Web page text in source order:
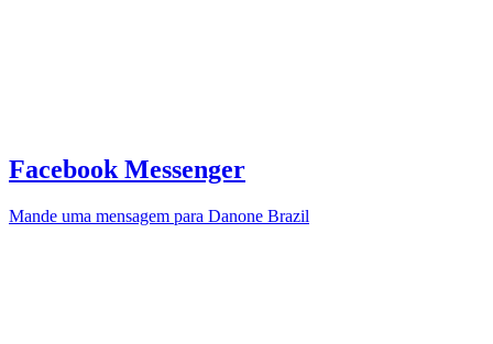
Facebook Messenger
Mande uma mensagem para Danone Brazil